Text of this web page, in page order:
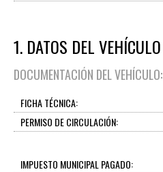
1. DATOS DEL VEHÍCULO
DOCUMENTACIÓN DEL VEHÍCULO:
FICHA TÉCNICA:
PERMISO DE CIRCULACIÓN:
IMPUESTO MUNICIPAL PAGADO: